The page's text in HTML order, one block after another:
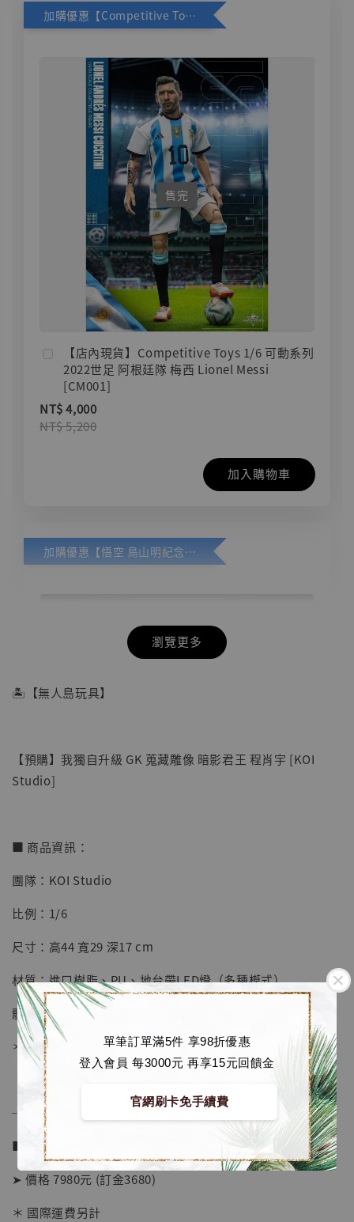
單筆訂單滿5件 享98折優惠
登入會員 每3000元 再享15元回饋金
官網刷卡免手續費
加購優惠【Competitive Toys 梅西 [CM001]】
售完
【店內現貨】Competitive Toys 1/6 可動系列
2022世足 阿根廷隊 梅西 Lionel Messi
[CM001]
NT$ 4,000
NT$ 5,200
加入購物車
加購優惠【悟空 鳥山明紀念款 [奇蹟工作室]】
【店內現貨】七龍珠 系列蒐藏雕像 悟空 鳥山
明紀念款 [奇蹟工作室]
NT$ 5,580
瀏覽更多
🏝【無人島玩具】
【預購】我獨自升級 GK 蒐藏雕像 暗影君王 程肖宇 [KOI
Studio]
■ 商品資訊：
團隊：KOI Studio
比例：1/6
尺寸：高44 寬29 深17 cm
材質：進口樹脂、PU、地台帶LED燈（多種模式）
體數：限量188體
＊附替換手 雙造型
──────────────
■ 販售資訊 (NT$)：
➤ 價格 7980元 (訂金3680)
＊ 國際運費另計